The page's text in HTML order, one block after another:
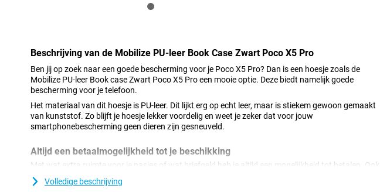
Beschrijving van de Mobilize PU-leer Book Case Zwart Poco X5 Pro
Ben jij op zoek naar een goede bescherming voor je Poco X5 Pro? Dan is een hoesje zoals de
Mobilize PU-leer Book case Zwart Poco X5 Pro een mooie optie. Deze biedt namelijk goede
bescherming voor je telefoon.
Het materiaal van dit hoesje is PU-leer. Dit lijkt erg op echt leer, maar is stiekem gewoon gemaakt
van kunststof. Zo blijft je hoesje lekker voordelig en weet je zeker dat voor jouw
smartphonebescherming geen dieren zijn gesneuveld.
Altijd een betaalmogelijkheid tot je beschikking
Met wat extra ruimte voor je pasjes of wat briefgeld heb je altijd een mogelijkheid tot betalen. Ook
al ben je je portemonnee vergeten of is de accu van je telefoon leeg, je kunt nog steeds afrekenen
op een terrasje of in een winkel. De Mobilize PU-leer Book case Zwart Poco X5 Pro is klassiek zwart
Volledige beschrijving